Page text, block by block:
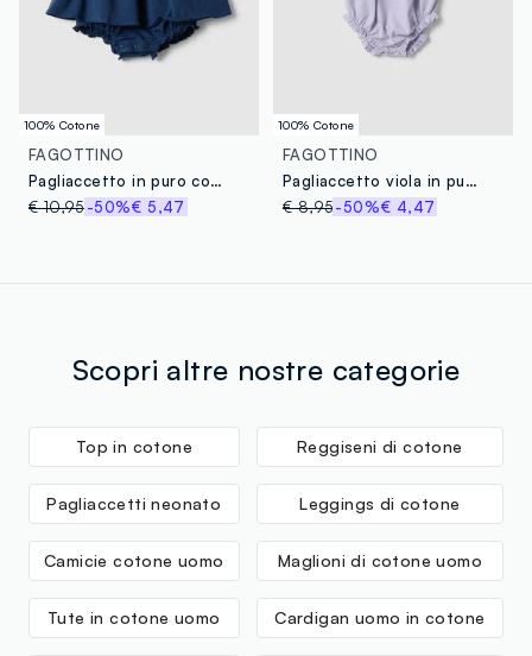
100% Cotone
FAGOTTINO
Pagliaccetto in puro cotone multicolor da neonata con balze e pesci
€ 10,95-50%€ 5,47
100% Cotone
FAGOTTINO
Pagliaccetto viola in puro cotone con volant per neonata
€ 8,95-50%€ 4,47
Scopri altre nostre categorie
Top in cotone Reggiseni di cotone
Pagliaccetti neonato Leggings di cotone
Camicie cotone uomo Maglioni di cotone uomo
Tute in cotone uomo Cardigan uomo in cotone